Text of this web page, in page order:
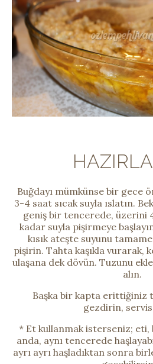
Buğdayı mümkünse bir gece
3-4 saat sıcak suyla ıslatın.
geniş bir tencerede, üzerini
kadar suyla pişirmeye
kısık ateşte suyunu
pişirin. Tahta kaşıkla vurarak,
ulaşana dek dövün. Tuzunu
alın.
Başka bir kapta erittiğiniz
gezdirin, servis
* Et kullanmak isterseniz; eti,
anda, aynı tencerede
ayrı ayrı haşladıktan sonra